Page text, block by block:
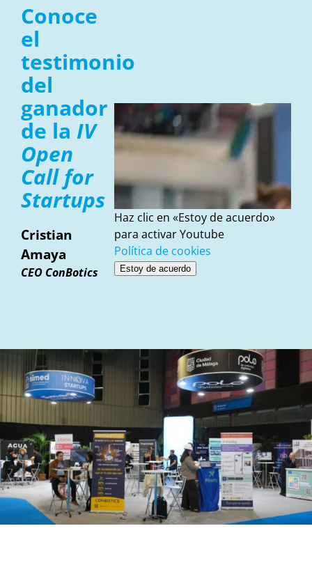
Conoce
el
testimonio
del
ganador
de la IV
Open
Call for
Startups
Cristian
Amaya
CEO ConBotics
Haz clic en «Estoy de acuerdo»
para activar Youtube
Política de cookies
Estoy de acuerdo